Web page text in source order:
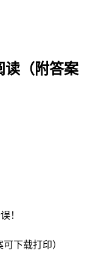
读（附答案
！